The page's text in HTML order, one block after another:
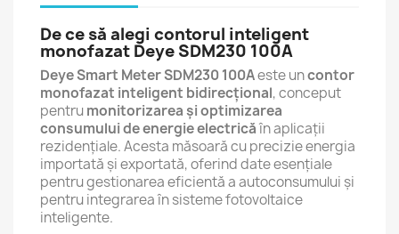
De ce să alegi contorul inteligent
monofazat Deye SDM230 100A
Deye Smart Meter SDM230 100Aeste uncontor
monofazat inteligent bidirecțional, conceput
pentrumonitorizarea și optimizarea
consumului de energie electricăîn aplicații
rezidențiale. Acesta măsoară cu precizie energia
importată și exportată, oferind date esențiale
pentru gestionarea eficientă a autoconsumului și
pentru integrarea în sisteme fotovoltaice
inteligente.